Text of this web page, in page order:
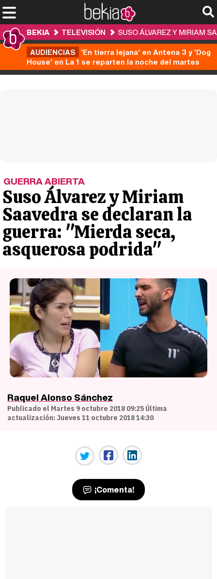
BEKIA TELEVISIÓN
SUSO ÁLVAREZ Y MIRIAM
AUDIENCIAS 'En tierra lejana' en Antena 3 y 'Dog
House' en La 1 se reparten la noche del martes
GUERRA ABIERTA
Suso Álvarez y Miriam
Saavedra se declaran la
guerra: "Mierda seca,
asquerosa podrida"
Raquel Alonso Sánchez
Publicado el Martes 9 octubre 2018 09:25 Última
actualización: Jueves 11 octubre 2018 14:30
¡Comenta!